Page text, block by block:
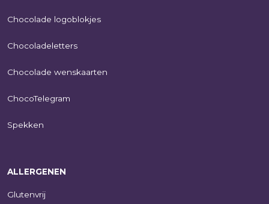
Chocolade logoblokjes
Chocoladeletters
Chocolade wenskaarten
ChocoTelegram
Spekken
ALLERGENEN
Glutenvrij